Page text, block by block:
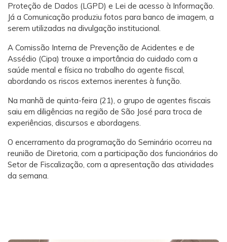
Proteção de Dados (LGPD) e Lei de acesso à Informação.
Já a Comunicação produziu fotos para banco de imagem, a
serem utilizadas na divulgação institucional.
A Comissão Interna de Prevenção de Acidentes e de
Assédio (Cipa) trouxe a importância do cuidado com a
saúde mental e física no trabalho do agente fiscal,
abordando os riscos externos inerentes à função.
Na manhã de quinta-feira (21), o grupo de agentes fiscais
saiu em diligências na região de São José para troca de
experiências, discursos e abordagens.
O encerramento da programação do Seminário ocorreu na
reunião de Diretoria, com a participação dos funcionários do
Setor de Fiscalização, com a apresentação das atividades
da semana.